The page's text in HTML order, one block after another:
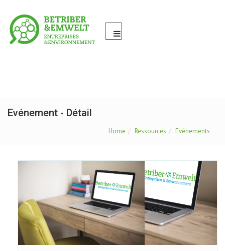
Evénement - Détail
Home Ressources Evénements